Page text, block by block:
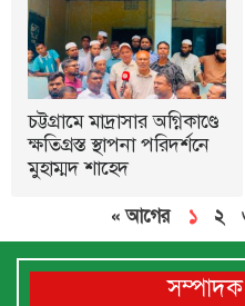
চট্টগ্রামে মাদ্রাসার অগ্নিকাণ্ডে
ক্ষতিগ্রস্ত স্থাপনা পরিদর্শনে
মুহাম্মদ শাহেদ
« আগের ১ ২
সম্পাদক